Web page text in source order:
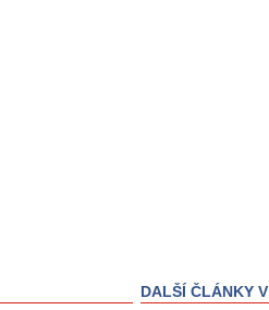
DALŠÍ ČLÁNKY